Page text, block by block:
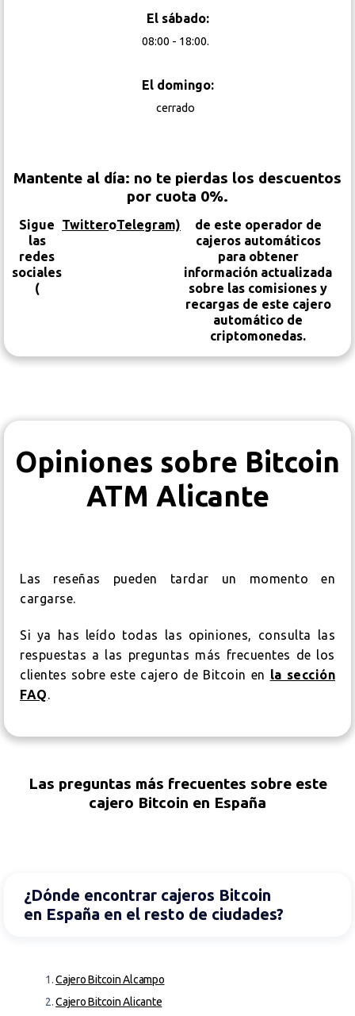
El sábado:
08:00 - 18:00.
El domingo:
cerrado
Mantente al día: no te pierdas los descuentos
por cuota 0%.
Sigue
las
redes
sociales
(
TwitteroTelegram)
de este operador de
cajeros automáticos
para obtener
información actualizada
sobre las comisiones y
recargas de este cajero
automático de
criptomonedas.
Opiniones sobre Bitcoin
ATM Alicante
Las reseñas pueden tardar un momento en
cargarse.
Si ya has leído todas las opiniones, consulta las
respuestas a las preguntas más frecuentes de los
clientes sobre este cajero de Bitcoin en la sección
FAQ.
Las preguntas más frecuentes sobre este
cajero Bitcoin en España
¿Dónde encontrar cajeros Bitcoin
en España en el resto de ciudades?
Cajero Bitcoin Alcampo
Cajero Bitcoin Alicante